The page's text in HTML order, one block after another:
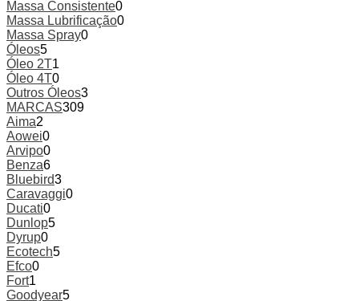
Massa Consistente0
Massa Lubrificação0
Massa Spray0
Óleos5
Óleo 2T1
Óleo 4T0
Outros Óleos3
MARCAS309
Aima2
Aowei0
Arvipo0
Benza6
Bluebird3
Caravaggi0
Ducati0
Dunlop5
Dyrup0
Ecotech5
Efco0
Fort1
Goodyear5